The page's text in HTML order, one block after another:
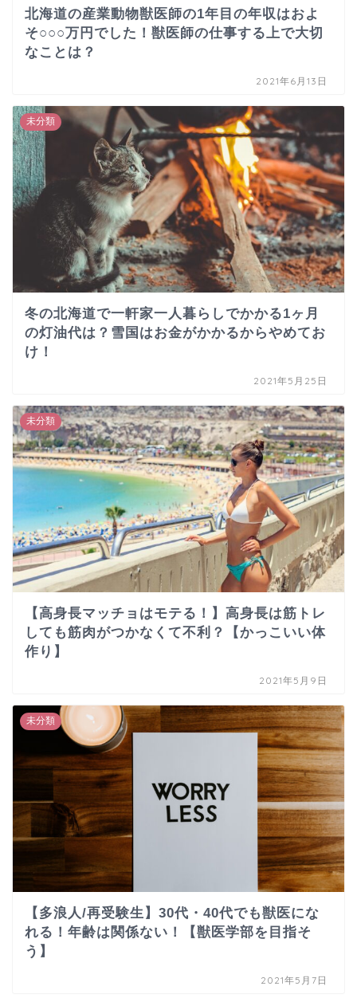
北海道の産業動物獣医師の1年目の年収はおよ
そ○○○万円でした！獣医師の仕事する上で大切
なことは？
2021年6月13日
未分類
冬の北海道で一軒家一人暮らしでかかる1ヶ月
の灯油代は？雪国はお金がかかるからやめてお
け！
2021年5月25日
未分類
【高身長マッチョはモテる！】高身長は筋トレ
しても筋肉がつかなくて不利？【かっこいい体
作り】
2021年5月9日
未分類
【多浪人/再受験生】30代・40代でも獣医にな
れる！年齢は関係ない！【獣医学部を目指そ
う】
2021年5月7日